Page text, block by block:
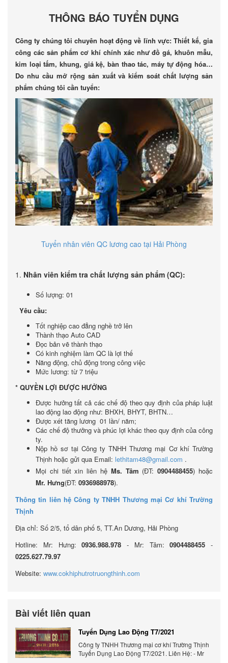
THÔNG BÁO TUYỂN DỤNG
Công ty chúng tôi chuyên hoạt động về lĩnh vực: Thiết kế, gia
công các sản phẩm cơ khí chính xác như đồ gá, khuôn mẫu,
kim loại tấm, khung, giá kệ, bàn thao tác, máy tự động hóa…
Do nhu cầu mở rộng sản xuất và kiểm soát chất lượng sản
phẩm chúng tôi cần tuyển:
Tuyển nhân viên QC lương cao tại Hải Phòng
1. Nhân viên kiểm tra chất lượng sản phẩm (QC):
Số lượng: 01
Yêu cầu:
Tốt nghiệp cao đẳng nghề trở lên
Thành thạo Auto CAD
Đọc bản vẽ thành thạo
Có kinh nghiệm làm QC là lợi thế
Năng động, chủ động trong công việc
Mức lương: từ 7 triệu
* QUYỀN LỢI ĐƯỢC HƯỞNG
Được hưởng tất cả các chế độ theo quy định của pháp luật
lao động lao động như: BHXH, BHYT, BHTN…
Được xét tăng lương 01 lần/ năm;
Các chế độ thưởng và phúc lợi khác theo quy định của công
ty.
Nộp hồ sơ tại Công ty TNHH Thương mại Cơ khí Trường
Thịnh hoặc gửi qua Email: lethitam48@gmail.com .
Mọi chi tiết xin liên hệ Ms. Tâm (ĐT:0904488455) hoặc
Mr. Hưng(ĐT: 0936988978).
Thông tin liên hệ Công ty TNHH Thương mại Cơ khí Trường
Thịnh
Địa chỉ: Số 2/5, tổ dân phố 5, TT.An Dương, Hải Phòng
Hotline: Mr: Hưng:0936.988.978 - Mr: Tâm:0904488455 -
0225.627.79.97
Website: www.cokhiphutrotruongthinh.com
Bài viết liên quan
Tuyển Dụng Lao Động T7/2021
Công ty TNHH Thương mại cơ khí Trường Thịnh
Tuyển Dụng Lao Động T7/2021. Liên Hệ: - Mr